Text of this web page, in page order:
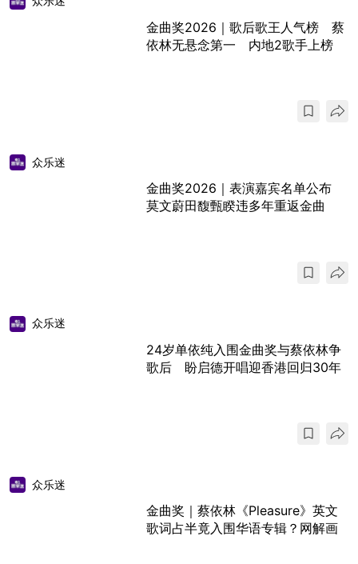
金曲奖2026｜歌后歌王人气榜 蔡
依林无悬念第一 内地2歌手上榜
众乐迷
金曲奖2026｜表演嘉宾名单公布
莫文蔚田馥甄睽违多年重返金曲
众乐迷
24岁单依纯入围金曲奖与蔡依林争
歌后 盼启德开唱迎香港回归30年
众乐迷
金曲奖｜蔡依林《Pleasure》英文
歌词占半竟入围华语专辑？网解画